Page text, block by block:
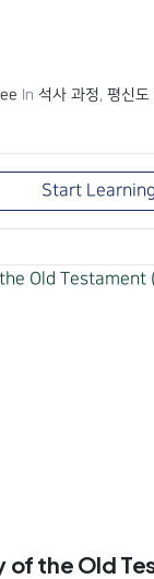
In 석사 과정, 평신도
Start Learning
of the Old